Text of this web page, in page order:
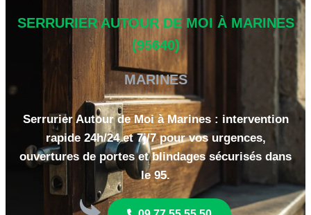
SERRURIER AUTOUR DE MOI À MARINES
(95640)
MARINES
Serrurier Autour de Moi à Marines : intervention
rapide 24h/24 et 7j/7 pour vos urgences,
ouvertures de portes et blindages sécurisés dans
le 95.